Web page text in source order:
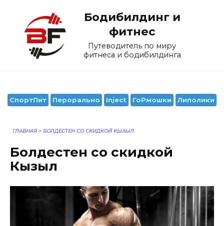
содержанию
Бодибилдинг и
фитнес
Путеводитель по миру
фитнеса и бодибилдинга
СпортПит Перорально Inject ГоРмошки Липолики
ГЛАВНАЯ > БОЛДЕСТЕН СО СКИДКОЙ КЫЗЫЛ
Болдестен со скидкой
Кызыл